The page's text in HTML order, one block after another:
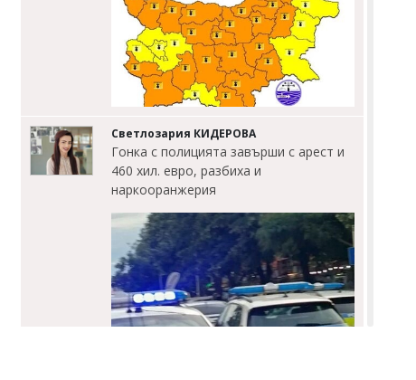
Светлозария КИДЕРОВА
Гонка с полицията завърши с арест и
460 хил. евро, разбиха и
наркооранжерия